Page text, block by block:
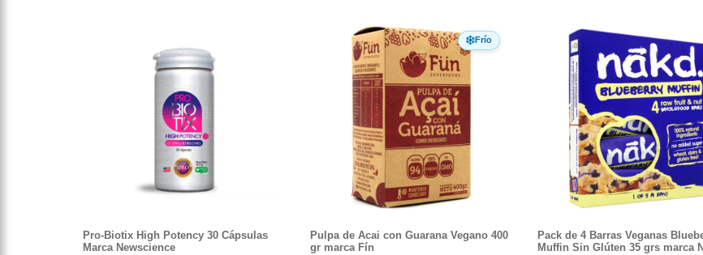
Pro-Biotix High Potency 30 Cápsulas
Marca Newscience
Frío
Pulpa de Acai con Guarana Vegano 400
gr marca Fín
Pack de 4 Barras Veganas
Muffin Sin Glúten 35 grs marca